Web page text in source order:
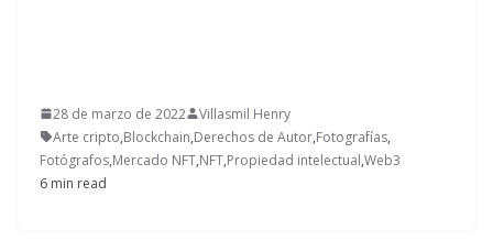
28 de marzo de 2022
Villasmil Henry
Arte cripto,Blockchain,Derechos de Autor,Fotografías,
Fotógrafos,Mercado NFT,NFT,Propiedad intelectual,Web3
6 min read